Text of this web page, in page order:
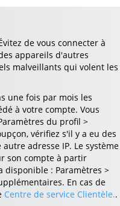
de vous connecter à
appareils d'autres
malveillants qui volent les
une fois par mois les
à votre compte. Vous
du profil >
vérifiez s'il y a eu des
adresse IP. Le système
son compte à partir
disponible : Paramètres >
En cas de
Centre de service Clientèle..